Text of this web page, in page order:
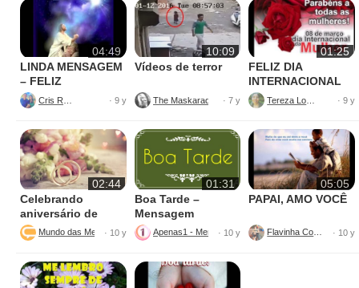
04:49
LINDA MENSAGEM
– FELIZ
ANIVERSÁRIO
GOSPEL
· 9 y
10:09
Vídeos de terror
· 7 y
01:25
FELIZ DIA
INTERNACIONAL
DA MULHER
· 9 y
02:44
Celebrando
aniversário de
casamento
Mundo das Mensagens
· 10 y
01:31
Boa Tarde –
Mensagem
Carinhosa
Apenas1 - Mensagens Com Carinho
· 10 y
05:05
PAPAI, AMO VOCÊ
Flavinha Couto · 10 y